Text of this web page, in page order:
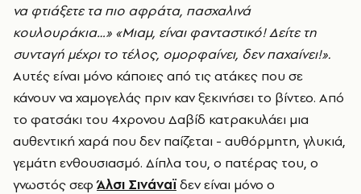
να φτιάξετε τα πιο αφράτα, πασχαλινά
κουλουράκια…» «Μιαμ, είναι φανταστικό! Δείτε τη
συνταγή μέχρι το τέλος, ομορφαίνει, δεν παχαίνει!».
Αυτές είναι μόνο κάποιες από τις ατάκες που σε
κάνουν να χαμογελάς πριν καν ξεκινήσει το βίντεο. Από
το φατσάκι του 4χρονου Δαβίδ κατρακυλάει μια
αυθεντική χαρά που δεν παίζεται - αυθόρμητη, γλυκιά,
γεμάτη ενθουσιασμό. Δίπλα του, ο πατέρας του, ο
γνωστός σεφΆλσι Σινάναϊδεν είναι μόνο ο